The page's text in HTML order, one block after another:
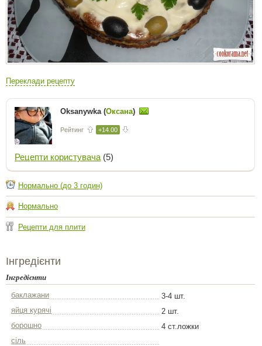
Переклади рецепту
Oksanywka (Оксана)
Рейтинг +14.00
Рецепти користувача (5)
Нормально (до 3 годин)
Нормально
Рецепти для плити
Інгредієнти
Інгредієнти
баклажани
3-4 шт.
яйця курячі
2 шт.
борошно
4 ст.ложки
сіль